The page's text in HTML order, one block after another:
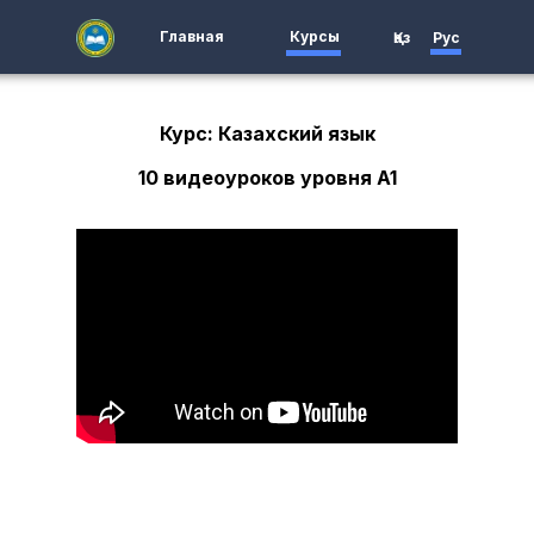
Главная Курсы Қаз Рус
Курс: Казахский язык
10 видеоуроков уровня A1